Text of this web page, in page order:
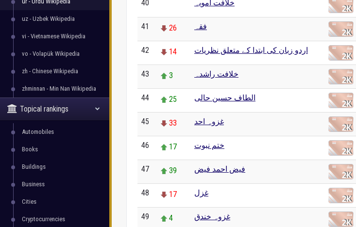
uz - Uzbek Wikipedia
vi - Vietnamese Wikipedia
vo - Volapük Wikipedia
zh - Chinese Wikipedia
zhminnan - Min Nan Wikipedia
Topical rankings
Automobiles
Books
Buildings
Business
Cities
Cryptocurrencies
40 خلافت امویہ
41 26 فقہ
42 14 اردو زبان کی ابتدا کے متعلق نظریات
43 3 خلافت راشدہ
44 25 الطاف حسین حالی
45 33 غزوہ احد
46 17 ختم نبوت
47 39 فیض احمد فیض
48 17 غزل
49 4 غزوہ خندق